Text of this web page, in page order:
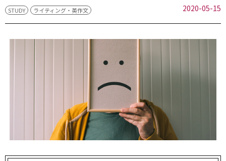
STUDY ライティング・英作文 2020-05-15